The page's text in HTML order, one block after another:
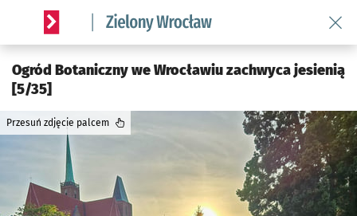
Serwis informacyjny wroclaw.pl podserwis: Środowisko we
Ogród Botaniczny we Wrocławiu zachwyca jesienią
[5/35]
Przesuń zdjęcie palcem